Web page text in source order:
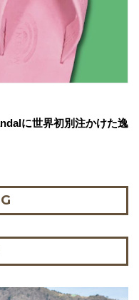
に世界初別注かけた逸